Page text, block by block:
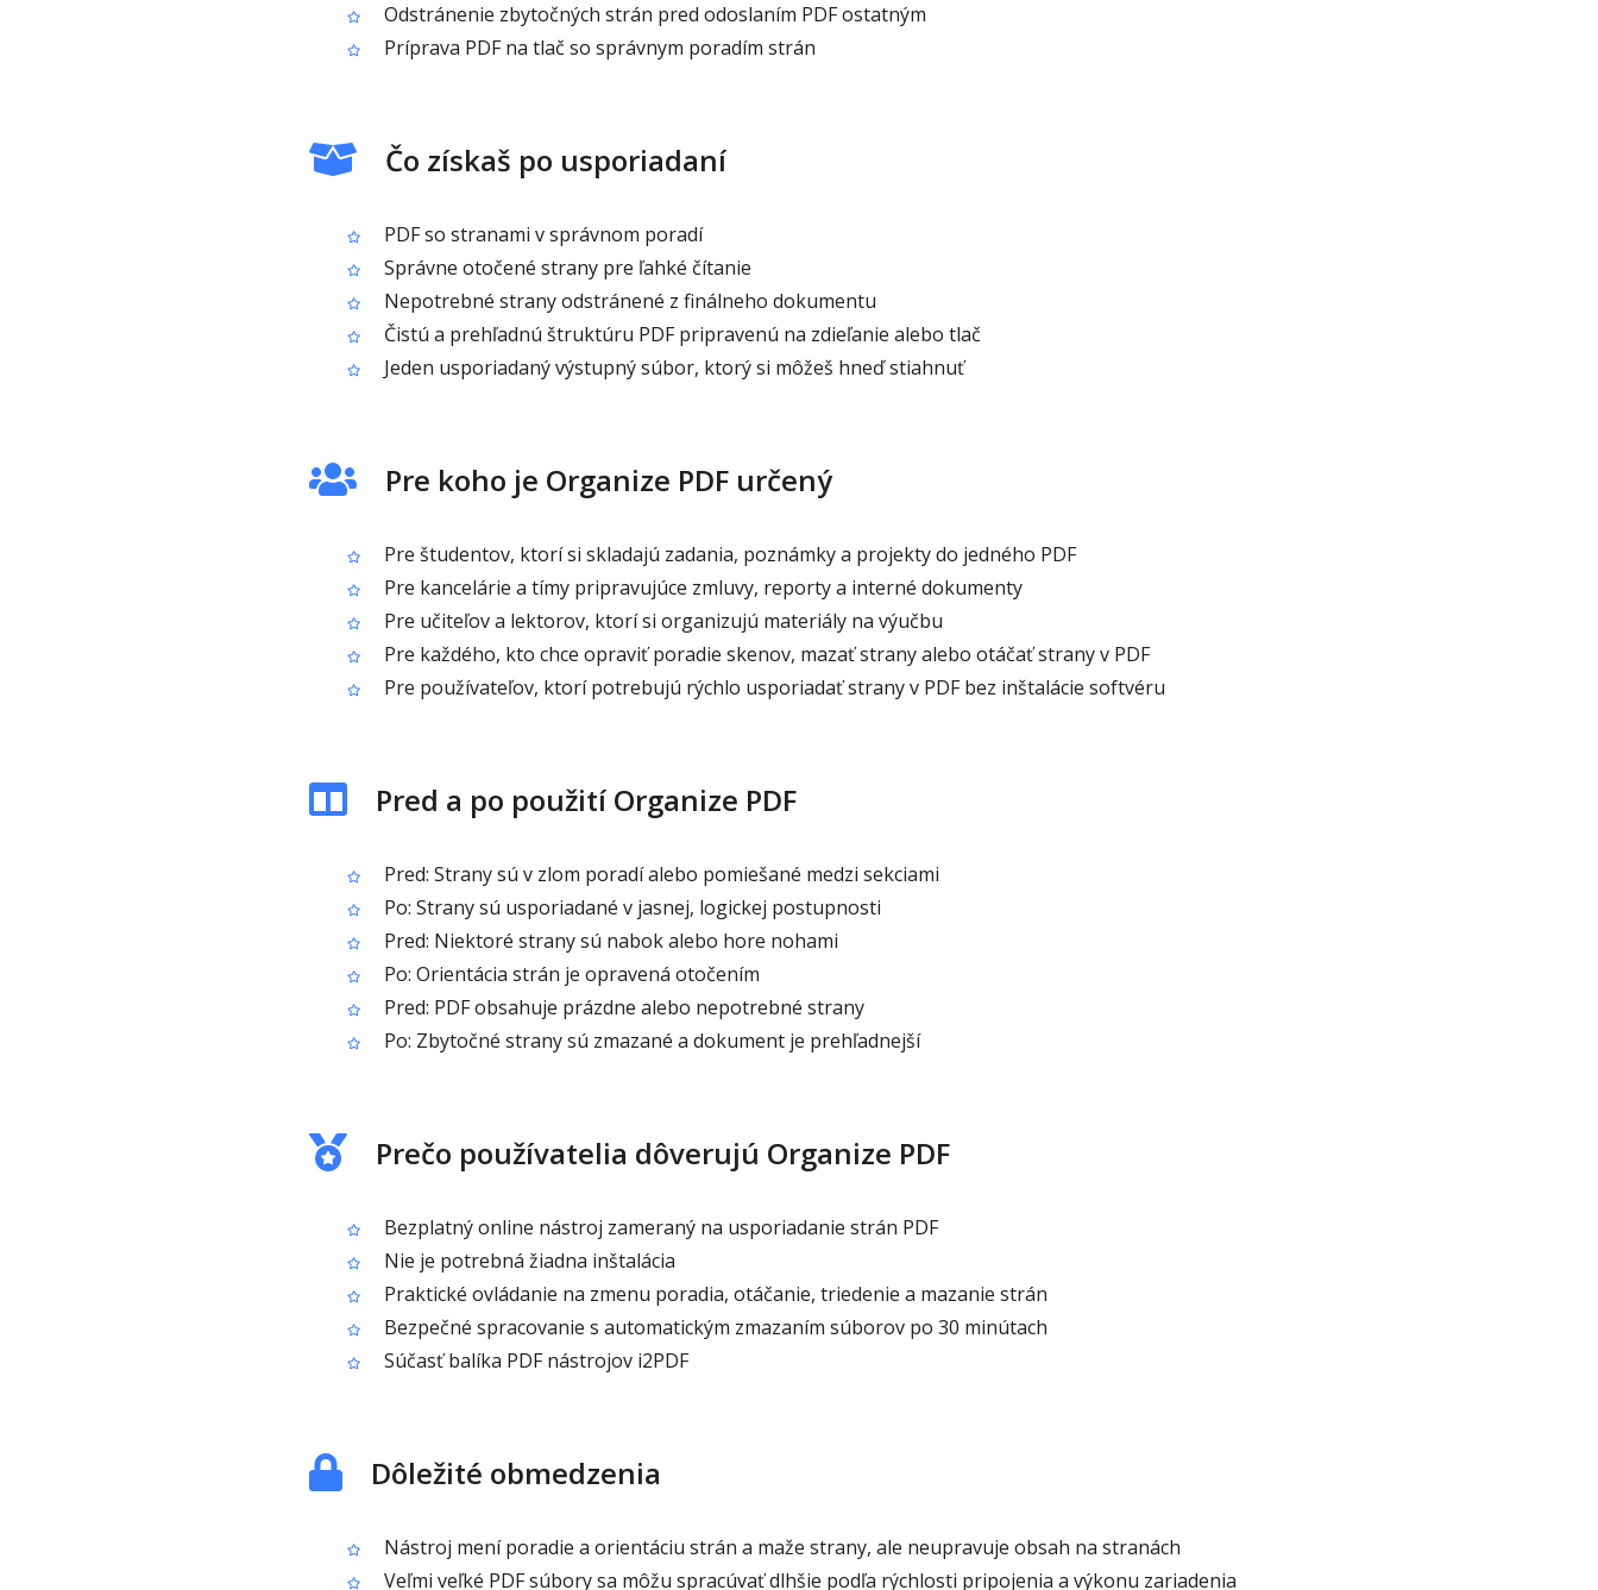
Odstránenie zbytočných strán pred odoslaním PDF ostatným
Príprava PDF na tlač so správnym poradím strán
Čo získaš po usporiadaní
PDF so stranami v správnom poradí
Správne otočené strany pre ľahké čítanie
Nepotrebné strany odstránené z finálneho dokumentu
Čistú a prehľadnú štruktúru PDF pripravenú na zdieľanie alebo tlač
Jeden usporiadaný výstupný súbor, ktorý si môžeš hneď stiahnuť
Pre koho je Organize PDF určený
Pre študentov, ktorí si skladajú zadania, poznámky a projekty do jedného PDF
Pre kancelárie a tímy pripravujúce zmluvy, reporty a interné dokumenty
Pre učiteľov a lektorov, ktorí si organizujú materiály na výučbu
Pre každého, kto chce opraviť poradie skenov, mazať strany alebo otáčať strany v PDF
Pre používateľov, ktorí potrebujú rýchlo usporiadať strany v PDF bez inštalácie softvéru
Pred a po použití Organize PDF
Pred: Strany sú v zlom poradí alebo pomiešané medzi sekciami
Po: Strany sú usporiadané v jasnej, logickej postupnosti
Pred: Niektoré strany sú nabok alebo hore nohami
Po: Orientácia strán je opravená otočením
Pred: PDF obsahuje prázdne alebo nepotrebné strany
Po: Zbytočné strany sú zmazané a dokument je prehľadnejší
Prečo používatelia dôverujú Organize PDF
Bezplatný online nástroj zameraný na usporiadanie strán PDF
Nie je potrebná žiadna inštalácia
Praktické ovládanie na zmenu poradia, otáčanie, triedenie a mazanie strán
Bezpečné spracovanie s automatickým zmazaním súborov po 30 minútach
Súčasť balíka PDF nástrojov i2PDF
Dôležité obmedzenia
Nástroj mení poradie a orientáciu strán a maže strany, ale neupravuje obsah na stranách
Veľmi veľké PDF súbory sa môžu spracúvať dlhšie podľa rýchlosti pripojenia a výkonu zariadenia